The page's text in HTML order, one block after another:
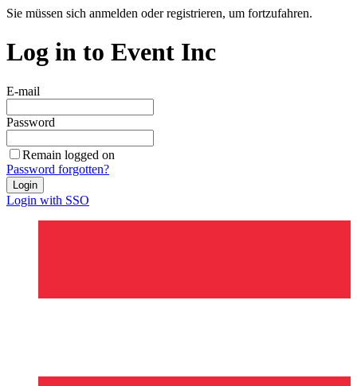
Sie müssen sich anmelden oder registrieren, um fortzufahren.
Log in to Event Inc
E-mail
Password
Remain logged on
Password forgotten?
Login
Login with SSO